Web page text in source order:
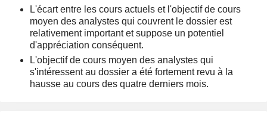
L'écart entre les cours actuels et l'objectif de cours
moyen des analystes qui couvrent le dossier est
relativement important et suppose un potentiel
d'appréciation conséquent.
L'objectif de cours moyen des analystes qui
s'intéressent au dossier a été fortement revu à la
hausse au cours des quatre derniers mois.